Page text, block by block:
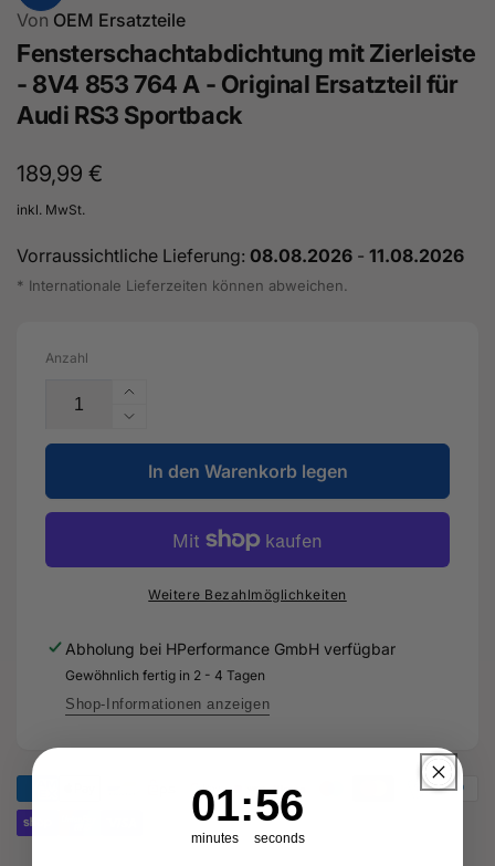
Von OEM Ersatzteile
Fensterschachtabdichtung mit Zierleiste
- 8V4 853 764 A - Original Ersatzteil für
Audi RS3 Sportback
Normaler
Preis
189,99 €
inkl. MwSt.
Vorraussichtliche Lieferung: 08.08.2026 - 11.08.2026
* Internationale Lieferzeiten können abweichen.
Anzahl
Erhöhe
die
Menge
für
Fensterschachtabdichtung
mit
Zierleiste
-
8V4
A
-
Original
für
Sportback
Verringere
die
Menge
für
Fensterschachtabdichtung
Zierleiste
764
A
-
Ersatzteil
Sportback
In den Warenkorb legen
Weitere Bezahlmöglichkeiten
Abholung bei HPerformance GmbH verfügbar
Gewöhnlich fertig in 2 - 4 Tagen
Shop-Informationen anzeigen
Countdown ends in:
1
01
minutes
: 56
56
seconds